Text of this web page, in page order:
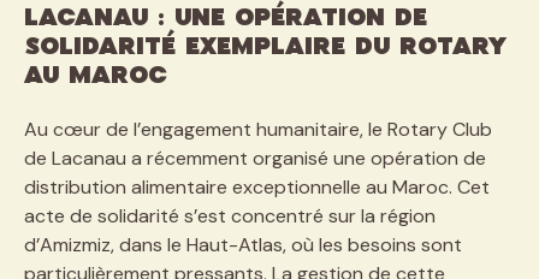
Lacanau : Une opération de
solidarité exemplaire du Rotary
au Maroc
Au cœur de l’engagement humanitaire, le Rotary Club
de Lacanau a récemment organisé une opération de
distribution alimentaire exceptionnelle au Maroc. Cet
acte de solidarité s’est concentré sur la région
d’Amizmiz, dans le Haut-Atlas, où les besoins sont
particulièrement pressants. La gestion de cette